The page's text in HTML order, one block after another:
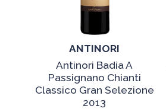
ANTINORI
Antinori Badia A
Passignano Chianti
Classico Gran Selezione
2013